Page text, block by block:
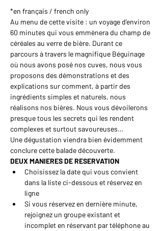
*en français / french only
Au menu de cette visite : un voyage d’environ
60 minutes qui vous emmènera du champ de
céréales au verre de bière. Durant ce
parcours à travers le magnifique Béguinage
où nous avons posé nos cuves, nous vous
proposons des démonstrations et des
explications sur comment, à partir des
ingrédients simples et naturels, nous
réalisons nos bières. Nous vous dévoilerons
presque tous les secrets qui les rendent
complexes et surtout savoureuses…
Une dégustation viendra bien évidemment
conclure cette balade découverte.
DEUX MANIERES DE RESERVATION
Choisissez la date qui vous convient
dans la liste ci-dessous et réservez en
ligne
Si vous réservez en dernière minute,
rejoignez un groupe existant et
incomplet en réservant par téléphone au